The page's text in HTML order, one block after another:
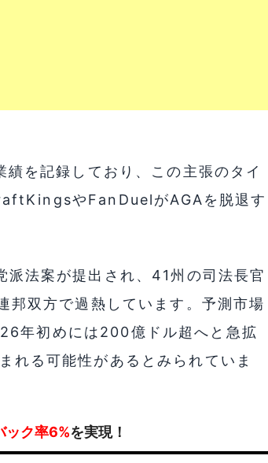
を記録しており、この主張のタイ
やFanDuelがAGAを脱退す
法案が提出され、41州の司法長官
邦双方で過熱しています。予測市場
年初めには200億ドル超へと急拡
れる可能性があるとみられていま
ック率6%を実現！